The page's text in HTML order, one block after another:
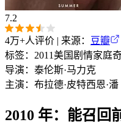
7.2
4万+人评价 | 来源：
豆瓣
标签： 2011美国 剧情家庭
导演： 泰伦斯·马力克
主演： 布拉德·皮特西恩·潘
2010 年：能召回